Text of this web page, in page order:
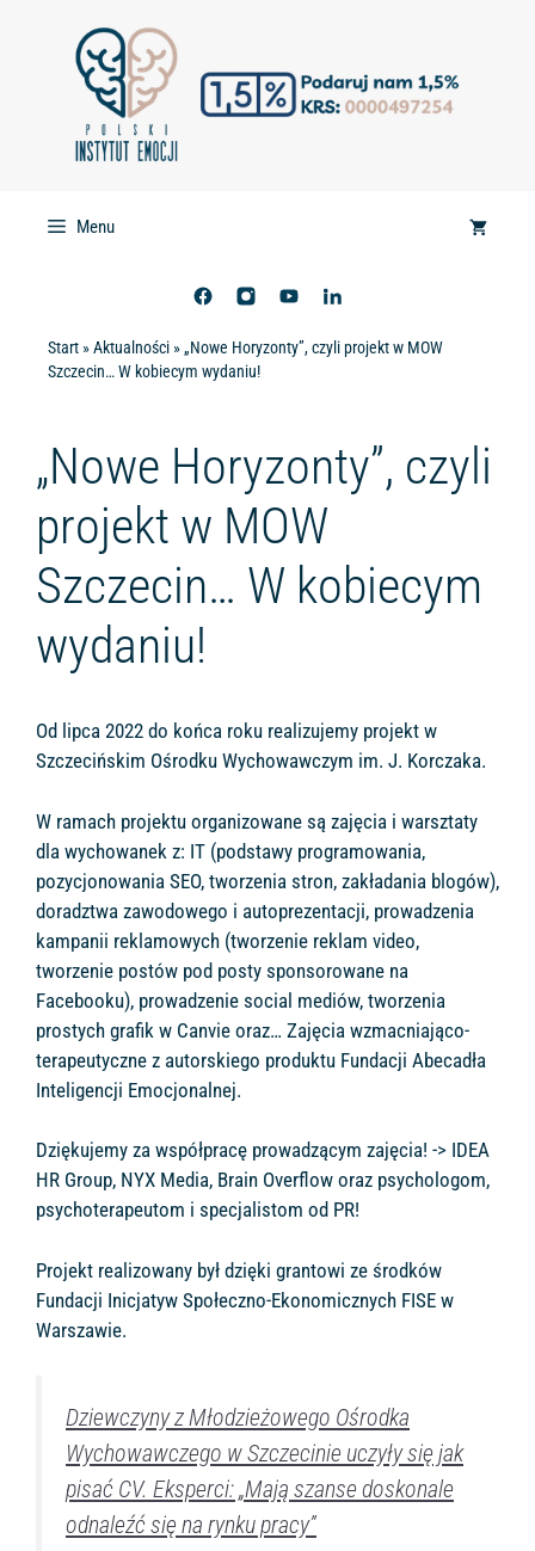
Menu
Start »Aktualności »„Nowe Horyzonty”, czyli projekt w MOW
Szczecin… W kobiecym wydaniu!
„Nowe Horyzonty”, czyli
projekt w MOW
Szczecin… W kobiecym
wydaniu!
Od lipca 2022 do końca roku realizujemy projekt w
Szczecińskim Ośrodku Wychowawczym im. J. Korczaka.
W ramach projektu organizowane są zajęcia i warsztaty
dla wychowanek z: IT (podstawy programowania,
pozycjonowania SEO, tworzenia stron, zakładania blogów),
doradztwa zawodowego i autoprezentacji, prowadzenia
kampanii reklamowych (tworzenie reklam video,
tworzenie postów pod posty sponsorowane na
Facebooku), prowadzenie social mediów, tworzenia
prostych grafik w Canvie oraz… Zajęcia wzmacniająco-
terapeutyczne z autorskiego produktu Fundacji Abecadła
Inteligencji Emocjonalnej.
Dziękujemy za współpracę prowadzącym zajęcia! -> IDEA
HR Group, NYX Media, Brain Overflow oraz psychologom,
psychoterapeutom i specjalistom od PR!
Projekt realizowany był dzięki grantowi ze środków
Fundacji Inicjatyw Społeczno-Ekonomicznych FISE w
Warszawie.
Dziewczyny z Młodzieżowego Ośrodka
Wychowawczego w Szczecinie uczyły się jak
pisać CV. Eksperci: „Mają szanse doskonale
odnaleźć się na rynku pracy”